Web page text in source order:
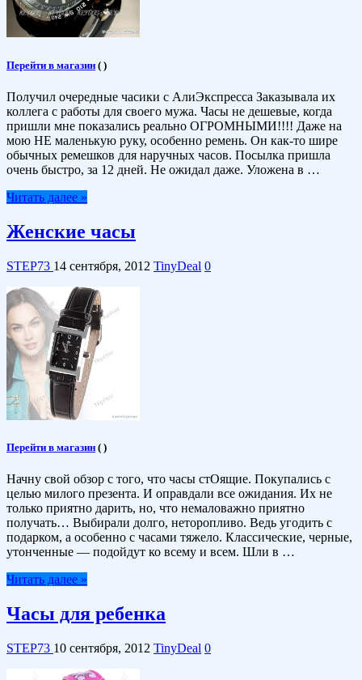
Перейти в магазин ( )
Получил очередные часики с АлиЭкспресса Заказывала их
коллега с работы для своего мужа. Часы не дешевые, когда
пришли мне показались реально ОГРОМНЫМИ!!!! Даже на
мою НЕ маленькую руку, особенно ремень. Он как-то шире
обычных ремешков для наручных часов. Посылка пришла
очень быстро, за 12 дней. Не ожидал даже. Уложена в …
Читать далее »
Женские часы
STEP73 14 сентября, 2012 TinyDeal 0
Перейти в магазин ( )
Начну свой обзор с того, что часы стОящие. Покупались с
целью милого презента. И оправдали все ожидания. Их не
только приятно дарить, но, что немаловажно приятно
получать… Выбирали долго, неторопливо. Ведь угодить с
подарком, а особенно с часами тяжело. Классические, черные,
утонченные — подойдут ко всему и всем. Шли в …
Читать далее »
Часы для ребенка
STEP73 10 сентября, 2012 TinyDeal 0